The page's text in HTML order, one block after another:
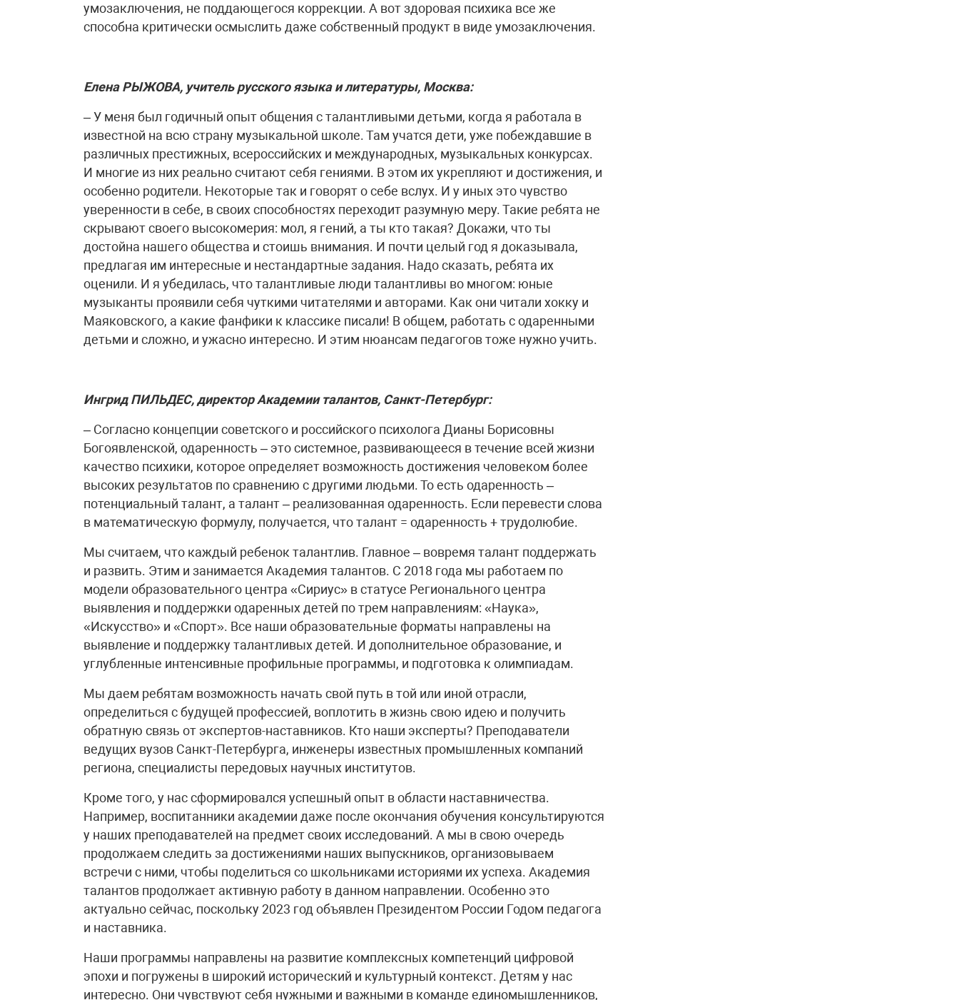
умозаключения, не поддающегося коррекции. А вот здоровая психика все же
способна критически осмыслить даже собственный продукт в виде умозаключения.
Елена РЫЖОВА, учитель русского языка и литературы, Москва:
– У меня был годичный опыт общения с талантливыми детьми, когда я работала в
известной на всю страну музыкальной школе. Там учатся дети, уже побеждавшие в
различных престижных, всероссийских и международных, музыкальных конкурсах.
И многие из них реально считают себя гениями. В этом их укрепляют и достижения, и
особенно родители. Некоторые так и говорят о себе вслух. И у иных это чувство
уверенности в себе, в своих способностях переходит разумную меру. Такие ребята не
скрывают своего высокомерия: мол, я гений, а ты кто такая? Докажи, что ты
достойна нашего общества и стоишь внимания. И почти целый год я доказывала,
предлагая им интересные и нестандартные задания. Надо сказать, ребята их
оценили. И я убедилась, что талантливые люди талантливы во многом: юные
музыканты проявили себя чуткими читателями и авторами. Как они читали хокку и
Маяковского, а какие фанфики к классике писали! В общем, работать с одаренными
детьми и сложно, и ужасно интересно. И этим нюансам педагогов тоже нужно учить.
Ингрид ПИЛЬДЕС, директор Академии талантов, Санкт-Петербург:
– Согласно концепции советского и российского психолога Дианы Борисовны
Богоявленской, одаренность – это системное, развивающееся в течение всей жизни
качество психики, которое определяет возможность достижения человеком более
высоких результатов по сравнению с другими людьми. То есть одаренность –
потенциальный талант, а талант – реализованная одаренность. Если перевести слова
в математическую формулу, получается, что талант = одаренность + трудолюбие.
Мы считаем, что каждый ребенок талантлив. Главное – вовремя талант поддержать
и развить. Этим и занимается Академия талантов. С 2018 года мы работаем по
модели образовательного центра «Сириус» в статусе Регионального центра
выявления и поддержки одаренных детей по трем направлениям: «Наука»,
«Искусство» и «Спорт». Все наши образовательные форматы направлены на
выявление и поддержку талантливых детей. И дополнительное образование, и
углубленные интенсивные профильные программы, и подготовка к олимпиадам.
Мы даем ребятам возможность начать свой путь в той или иной отрасли,
определиться с будущей профессией, воплотить в жизнь свою идею и получить
обратную связь от экспертов-наставников. Кто наши эксперты? Преподаватели
ведущих вузов Санкт-Петербурга, инженеры известных промышленных компаний
региона, специалисты передовых научных институтов.
Кроме того, у нас сформировался успешный опыт в области наставничества.
Например, воспитанники академии даже после окончания обучения консультируются
у наших преподавателей на предмет своих исследований. А мы в свою очередь
продолжаем следить за достижениями наших выпускников, организовываем
встречи с ними, чтобы поделиться со школьниками историями их успеха. Академия
талантов продолжает активную работу в данном направлении. Особенно это
актуально сейчас, поскольку 2023 год объявлен Президентом России Годом педагога
и наставника.
Наши программы направлены на развитие комплексных компетенций цифровой
эпохи и погружены в широкий исторический и культурный контекст. Детям у нас
интересно. Они чувствуют себя нужными и важными в команде единомышленников,